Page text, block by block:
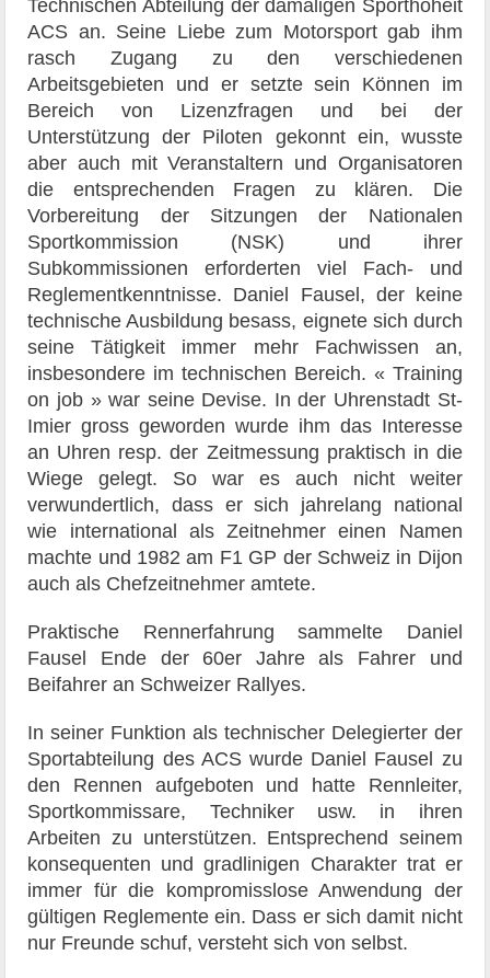
Technischen Abteilung der damaligen Sporthoheit
ACS an. Seine Liebe zum Motorsport gab ihm
rasch Zugang zu den verschiedenen
Arbeitsgebieten und er setzte sein Können im
Bereich von Lizenzfragen und bei der
Unterstützung der Piloten gekonnt ein, wusste
aber auch mit Veranstaltern und Organisatoren
die entsprechenden Fragen zu klären. Die
Vorbereitung der Sitzungen der Nationalen
Sportkommission (NSK) und ihrer
Subkommissionen erforderten viel Fach- und
Reglementkenntnisse. Daniel Fausel, der keine
technische Ausbildung besass, eignete sich durch
seine Tätigkeit immer mehr Fachwissen an,
insbesondere im technischen Bereich. « Training
on job » war seine Devise. In der Uhrenstadt St-
Imier gross geworden wurde ihm das Interesse
an Uhren resp. der Zeitmessung praktisch in die
Wiege gelegt. So war es auch nicht weiter
verwundertlich, dass er sich jahrelang national
wie international als Zeitnehmer einen Namen
machte und 1982 am F1 GP der Schweiz in Dijon
auch als Chefzeitnehmer amtete.
Praktische Rennerfahrung sammelte Daniel
Fausel Ende der 60er Jahre als Fahrer und
Beifahrer an Schweizer Rallyes.
In seiner Funktion als technischer Delegierter der
Sportabteilung des ACS wurde Daniel Fausel zu
den Rennen aufgeboten und hatte Rennleiter,
Sportkommissare, Techniker usw. in ihren
Arbeiten zu unterstützen. Entsprechend seinem
konsequenten und gradlinigen Charakter trat er
immer für die kompromisslose Anwendung der
gültigen Reglemente ein. Dass er sich damit nicht
nur Freunde schuf, versteht sich von selbst.